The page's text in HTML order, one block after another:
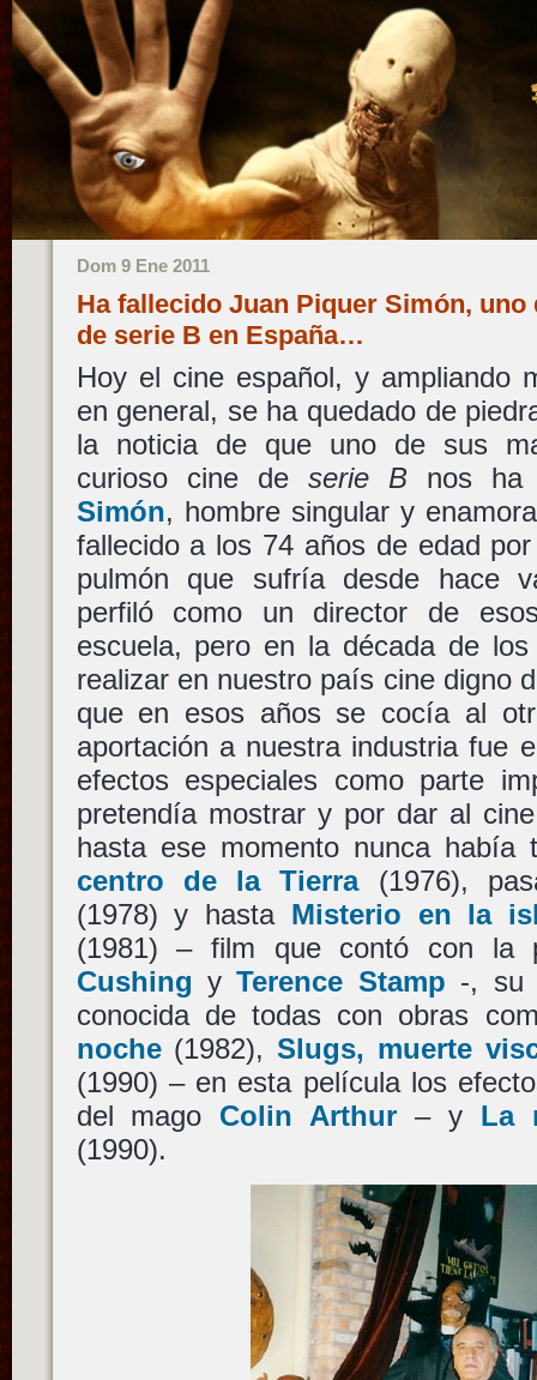
Dom 9 Ene 2011
Ha fallecido Juan Piquer Simón,
de serie B en España…
Hoy el cine español, y ampliando
en general, se ha quedado de
la noticia de que uno de sus
curioso cine de serie B nos ha
Simón, hombre singular y
fallecido a los 74 años de edad
pulmón que sufría desde hace
perfiló como un director de
escuela, pero en la década de
realizar en nuestro país cine digno
que en esos años se cocía al
aportación a nuestra industria fue
efectos especiales como parte
pretendía mostrar y por dar al
hasta ese momento nunca había
centro de la Tierra(1976),
(1978) y hasta Misterio en la
(1981) – film que contó con la
Cushing yTerence Stamp -, su
conocida de todas con obras
noche(1982),Slugs, muerte
(1990) – en esta película los
del mago Colin Arthur – y La
(1990).